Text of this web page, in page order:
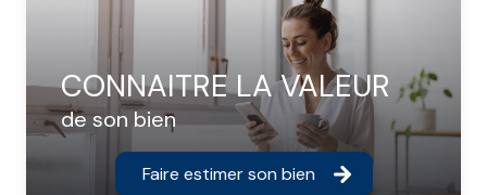
CONNAITRE LA VALEUR
de son bien
Faire estimer son bien